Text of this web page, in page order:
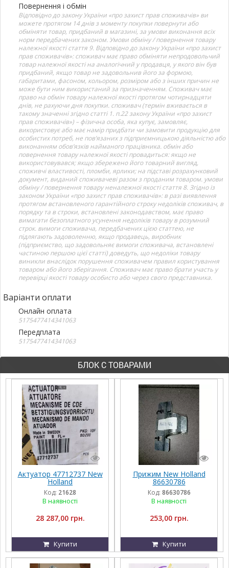
Повернення і обмін
Відповідно до закону України «про захист прав споживачів» ви
можете протягом 14 днів з моменту покупки повернути або
обміняти товар, придбаний в магазині, за умови виконання всіх
норм передбачених законом. Умови обміну / повернення товару
належної якості стаття 9. Відповідно до закону України «про захист
прав споживачів»: споживач має право обміняти непродовольчий
товар належної якості на аналогічний у продавця, у якого він був
придбаний, якщо товар не задовольнив його за формою,
габаритами, фасоном, кольором, розміром або з інших причин не
може бути ним використаний за призначенням. Споживач має
право на обмін товару належної якості протягом чотирнадцяти
днів, не рахуючи дня покупки. споживач (термін вживається в
такому значенні згідно статті 1. п.22 закону України «про захист
прав споживачів») – фізична особа, яка купує, замовляє,
використовує або має намір придбати чи замовити продукцію для
особистих потреб, не пов’язаних з підприємницькою діяльністю або
виконанням обов’язків найманого працівника. обмін або
повернення товару належної якості провадиться: якщо не
використовувався; якщо збережено його товарний вигляд,
споживчі властивості, пломби, ярлики; на підставі розрахунковий
документ, виданий споживачеві разом з проданим товаром. умови
обміну / повернення товару неналежної якості стаття 8. Згідно із
законом України «про захист прав споживачів»: в разі виявлення
протягом встановленого гарантійного строку недоліків споживач, в
порядку та в строки, встановлені законодавством, має право
вимагати безоплатного усунення недоліків товару в розумний
строк. вимоги споживача, передбачених цією статтею, не
підлягають задоволенню, якщо продавець, виробник
(підприємство, що задовольняє вимоги споживача, встановлені
частиною першою цієї статті) доведуть, що недоліки товару
виникли внаслідок порушення споживачем правил користування
товаром або його зберігання. Споживач має право брати участь у
перевірці якості товару особисто або через свого представника.
Варіанти оплати
Онлайн оплата
5175477414341063
Передплата
5175477414341063
БЛОК С ТОВАРАМИ
Актуатор 47712737 New
Holland
Код: 21628
В наявності
28 287,00 грн.
Купити
Прижим New Holland
86630786
Код: 86630786
В наявності
253,00 грн.
Купити